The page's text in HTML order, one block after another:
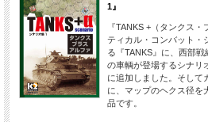
1』
『TANKS +（タンクス
ティカル・コンバット・
る『TANKS』に、西部
の車輌が登場するシナリ
に追加しました。そして
に、マップのヘクス径を
品です。